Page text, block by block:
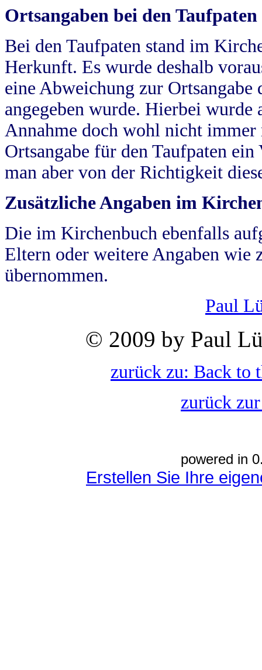
Ortsangaben bei den Taufpaten
Bei den Taufpaten stand im
Herkunft. Es wurde deshalb
eine Abweichung zur
angegeben wurde. Hierbei wurde
Annahme doch wohl nicht
Ortsangabe für den Taufpaten
man aber von der Richtigkeit
Zusätzliche Angaben im
Die im Kirchenbuch ebenfalls
Eltern oder weitere Angaben wie
übernommen.
Paul
© 2009 by Paul
zurück zu: Back to
zurück
powered in
Erstellen Sie Ihre